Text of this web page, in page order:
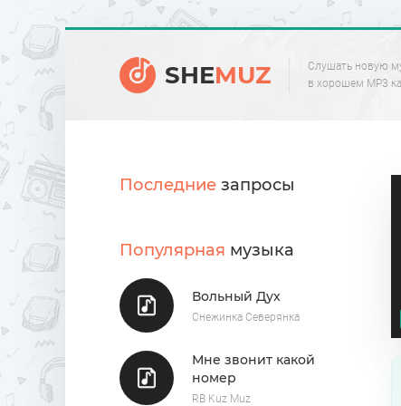
SHEMUZ
Слушать новую
в хорошем MP3
Последние запросы
Популярная музыка
Вольный Дух
Снежинка Северянка
Мне звонит какой
номер
RB Kuz Muz